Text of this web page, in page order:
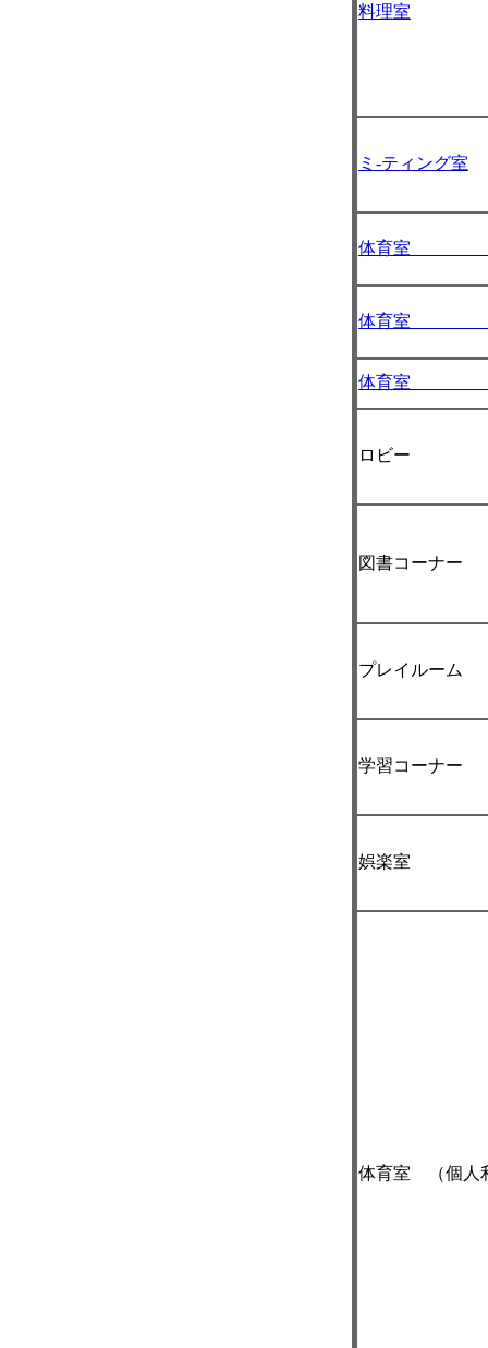
料理室
ミ-ティング室
体育
体育
体育
ロビー
図書コーナー
プレイルーム
学習コーナー
娯楽室
体育室 （個人